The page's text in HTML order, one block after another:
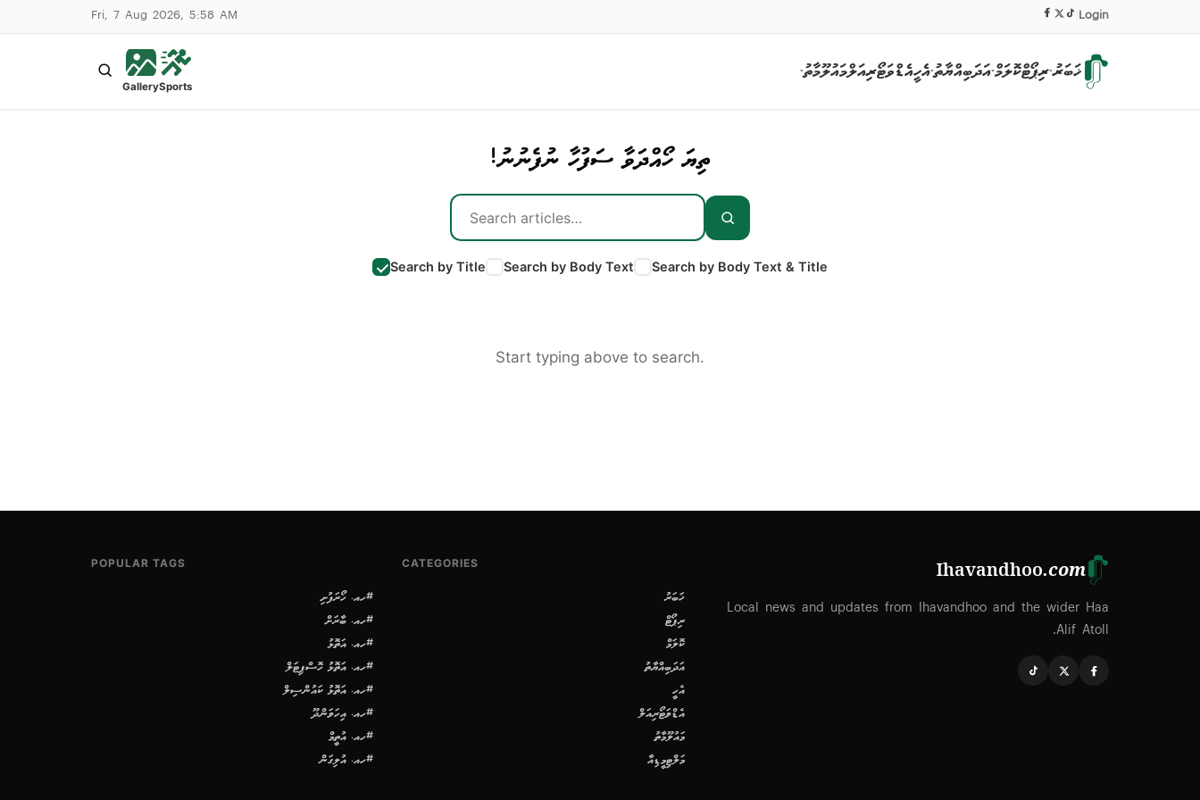
Fri, 7 Aug 2026, 5:58 AM Login
ޚަބަރު▾ރިޕޯޓްކޮލަމް▾އަދަބިއްޔާތު▾އެހީއެޑްވަޓޯރިއަލްމައުލޫމާތު▾
Sports
Gallery
ތިޔަ ހޯއްދަވާ ސަފުހާ ނުފެނުނު!
Search by Title Search by Body Text Search by Body Text & Title
Start typing above to search.
Ihavandhoo.com
Local news and updates from Ihavandhoo and the wider Haa
Alif Atoll.
CATEGORIES
ޚަބަރު
ރިޕޯޓް
ކޮލަމް
އަދަބިއްޔާތު
އެހީ
އެޑްވަޓޯރިއަލް
މައުލޫމާތު
މަލްޓިމީޑިއާ
POPULAR TAGS
#ހއ. ހޯރަފުށި
#ހއ. ބާރަށް
#ހއ. އަތޮޅު
#ހއ. އަތޮޅު ހޮސްޕިޓަލް
#ހއ. އަތޮޅު ކައުންސިލް
#ހއ. އިހަވަންދޫ
#ހއ. އުތީމް
#ހއ. އުލިގަން